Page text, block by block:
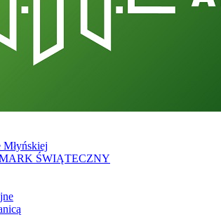
Młyńskiej
ŚWIĄTECZNY